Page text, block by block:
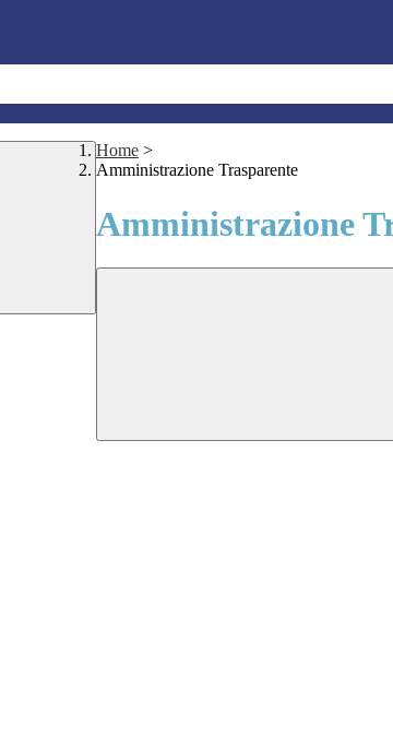
Home >
Amministrazione Trasparente
Amministrazione